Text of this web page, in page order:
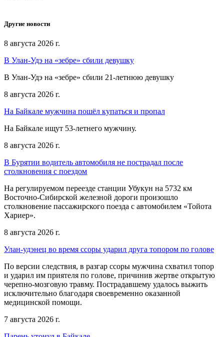
Другие новости
8 августа 2026 г.
В Улан-Удэ на «зебре» сбили девушку
В Улан-Удэ на «зебре» сбили 21-летнюю девушку
8 августа 2026 г.
На Байкале мужчина пошёл купаться и пропал
На Байкале ищут 53-летнего мужчину.
8 августа 2026 г.
В Бурятии водитель автомобиля не пострадал после
столкновения с поездом
На регулируемом переезде станции Убукун на 5732 км
Восточно-Сибирской железной дороги произошло
столкновение пассажирского поезда с автомобилем «Тойота
Хариер».
8 августа 2026 г.
Улан-удэнец во время ссоры ударил друга топором по голове
По версии следствия, в разгар ссоры мужчина схватил топор
и ударил им приятеля по голове, причинив жертве открытую
черепно-мозговую травму. Пострадавшему удалось выжить
исключительно благодаря своевременно оказанной
медицинской помощи.
7 августа 2026 г.